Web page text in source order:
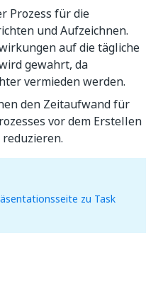
Prozess für die
und Aufzeichnen.
auf die tägliche
gewahrt, da
vermieden werden.
den Zeitaufwand für
vor dem Erstellen
zu Task